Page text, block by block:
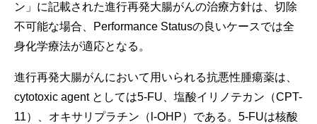
ン」に記載された進行再発大腸がんの治療方針は、切除
不可能な場合、Performance Statusの良いケースでは全
身化学療法が適応となる。
進行再発大腸がんにおいて用いられる抗悪性腫瘍薬は、
cytotoxic agent としては5-FU、塩酸イリノテカン（CPT-
11）、オキサリプラチン（l-OHP）である。5-FUは核酸